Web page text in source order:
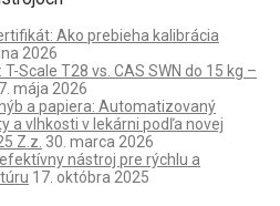
Ako prebieha kalibrácia
2026
Scale T28 vs. CAS SWN do 15 kg –
mája 2026
a papiera: Automatizovaný
a vlhkosti v lekárni podľa novej
Z.z. 30. marca 2026
nástroj pre rýchlu a
17. októbra 2025